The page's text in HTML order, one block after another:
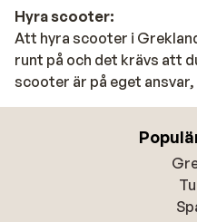
Hyra scooter:
Att hyra scooter i
runt på och det krävs att
scooter är på eget ansvar,